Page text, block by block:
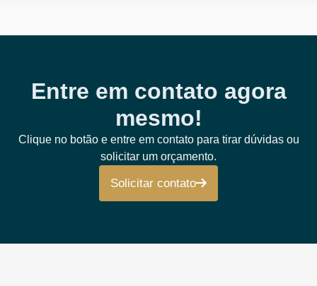
Entre em contato agora
mesmo!
Clique no botão e entre em contato para tirar dúvidas ou
solicitar um orçamento.
Solicitar contato